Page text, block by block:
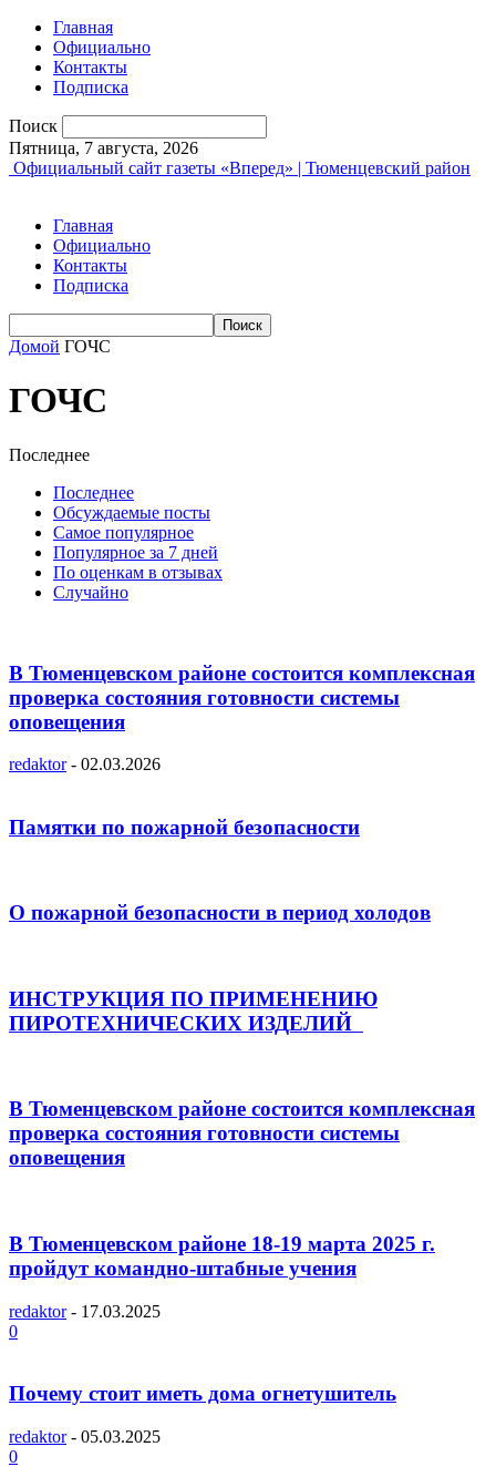
Главная
Официально
Контакты
Подписка
Поиск
Пятница, 7 августа, 2026
Официальный сайт газеты «Вперед» | Тюменцевский район
Главная
Официально
Контакты
Подписка
Домой ГОЧС
ГОЧС
Последнее
Последнее
Обсуждаемые посты
Самое популярное
Популярное за 7 дней
По оценкам в отзывах
Случайно
В Тюменцевском районе состоится комплексная
проверка состояния готовности системы
оповещения
redaktor - 02.03.2026
Памятки по пожарной безопасности
О пожарной безопасности в период холодов
ИНСТРУКЦИЯ ПО ПРИМЕНЕНИЮ
ПИРОТЕХНИЧЕСКИХ ИЗДЕЛИЙ
В Тюменцевском районе состоится комплексная
проверка состояния готовности системы
оповещения
В Тюменцевском районе 18-19 марта 2025 г.
пройдут командно-штабные учения
redaktor - 17.03.2025
0
Почему стоит иметь дома огнетушитель
redaktor - 05.03.2025
0